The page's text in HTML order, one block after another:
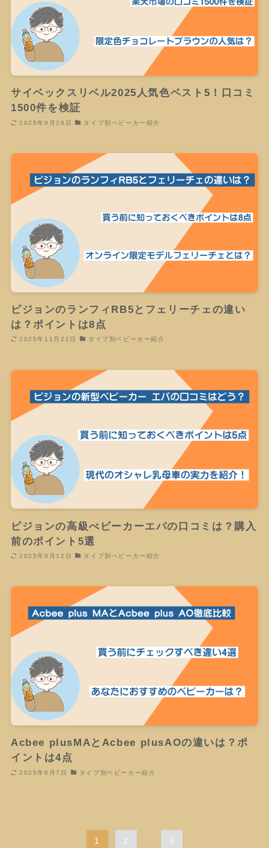
サイベックスリベル2025人気色ベスト5！口コミ
1500件を検証
2025年9月28日 タイプ別ベビーカー紹介
ピジョンのランフィRB5とフェリーチェの違い
は？ポイントは8点
2025年11月22日 タイプ別ベビーカー紹介
ピジョンの高級べビーカーエパの口コミは？購入
前のポイント5選
2025年8月12日 タイプ別ベビーカー紹介
Acbee plusMAとAcbee plusAOの違いは？ポ
イントは4点
2025年6月7日 タイプ別ベビーカー紹介
1 2 ... 6